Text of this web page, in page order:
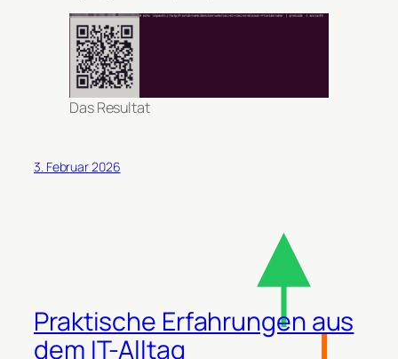
Das Resultat
3. Februar 2026
Praktische Erfahrungen aus
dem IT-Alltag